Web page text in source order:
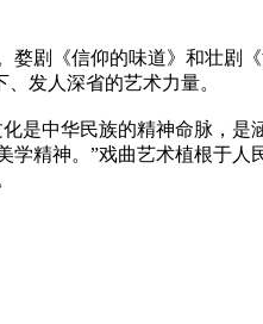
《信仰的味道》和壮剧《
发人深省的艺术力量。
中华民族的精神命脉，是
精神。”戏曲艺术植根于